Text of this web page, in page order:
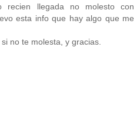
recien llegada no molesto con
esta info que hay algo que me
no te molesta, y gracias.